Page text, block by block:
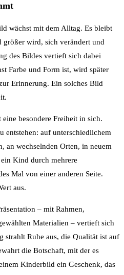
wächst mit dem Alltag. Es bleibt
größer wird, sich verändert und
des Bildes vertieft sich dabei
Farbe und Form ist, wird später
Erinnerung. Ein solches Bild
besondere Freiheit in sich.
entstehen: auf unterschiedlichem
an wechselnden Orten, in neuem
Kind durch mehrere
Mal von einer anderen Seite.
aus.
– mit Rahmen,
Materialien – vertieft sich
strahlt Ruhe aus, die Qualität ist auf
die Botschaft, mit der es
Kinderbild ein Geschenk, das